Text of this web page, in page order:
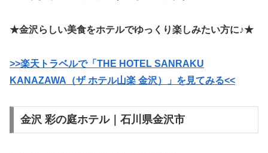
★金沢らしい美食をホテルでゆっくり楽しみたい方に♪★
>>楽天トラベルで「THE HOTEL SANRAKU
KANAZAWA（ザ ホテル山楽 金沢）」を見てみる<<
金沢 彩の庭ホテル｜石川県金沢市